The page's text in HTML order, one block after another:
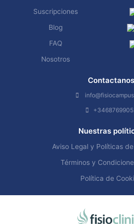
Suscripciones
Blog
FAQ
Nosotros
Contactanos
Nuestras
Aviso Legal y Políticas
Términos y
Política de